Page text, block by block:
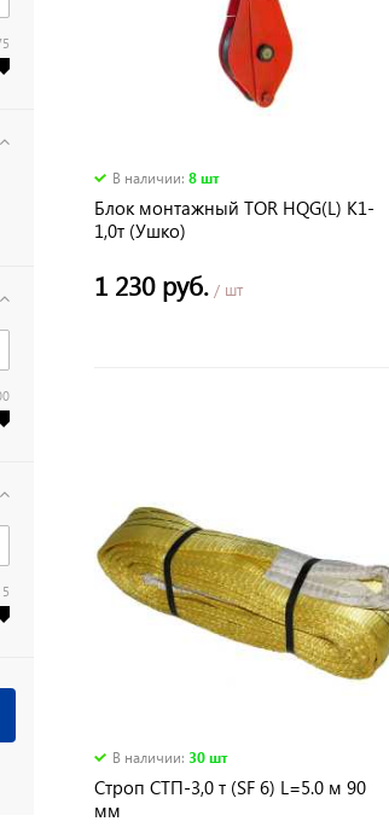
5
В наличии: 8 шт
Блок монтажный TOR HQG(L) K1-
1,0т (Ушко)
1 230 руб. / шт
В наличии: 30 шт
Строп СТП-3,0 т (SF 6) L=5.0 м 90
мм